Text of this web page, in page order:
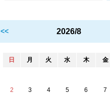
<< 2026/8
日 月 火 水 木 金
2 3 4 5 6 7